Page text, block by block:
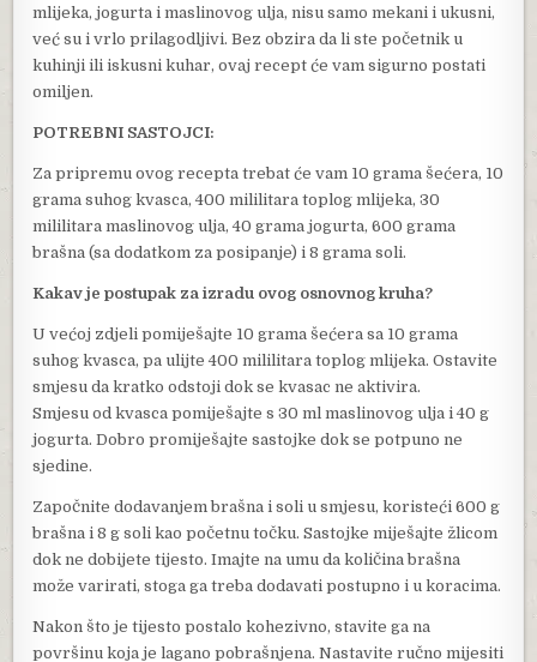
mlijeka, jogurta i maslinovog ulja, nisu samo mekani i ukusni,
već su i vrlo prilagodljivi. Bez obzira da li ste početnik u
kuhinji ili iskusni kuhar, ovaj recept će vam sigurno postati
omiljen.
POTREBNI SASTOJCI:
Za pripremu ovog recepta trebat će vam 10 grama šećera, 10
grama suhog kvasca, 400 mililitara toplog mlijeka, 30
mililitara maslinovog ulja, 40 grama jogurta, 600 grama
brašna (sa dodatkom za posipanje) i 8 grama soli.
Kakav je postupak za izradu ovog osnovnog kruha?
U većoj zdjeli pomiješajte 10 grama šećera sa 10 grama
suhog kvasca, pa ulijte 400 mililitara toplog mlijeka. Ostavite
smjesu da kratko odstoji dok se kvasac ne aktivira.
Smjesu od kvasca pomiješajte s 30 ml maslinovog ulja i 40 g
jogurta. Dobro promiješajte sastojke dok se potpuno ne
sjedine.
Započnite dodavanjem brašna i soli u smjesu, koristeći 600 g
brašna i 8 g soli kao početnu točku. Sastojke miješajte žlicom
dok ne dobijete tijesto. Imajte na umu da količina brašna
može varirati, stoga ga treba dodavati postupno i u koracima.
Nakon što je tijesto postalo kohezivno, stavite ga na
površinu koja je lagano pobrašnjena. Nastavite ručno mijesiti